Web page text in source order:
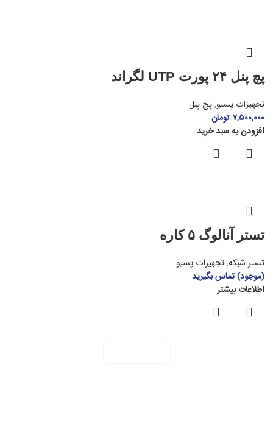
پچ پنل ۲۴ پورت UTP لگراند
تجهیزات پسیو,پچ پنل
۷,۵۰۰,۰۰۰ تومان
افزودن به سبد خرید
تستر آنالوگ ۵ کاره
تستر شبکه,تجهیزات پسیو
(موجود) تماس بگیرید
اطلاعات بیشتر